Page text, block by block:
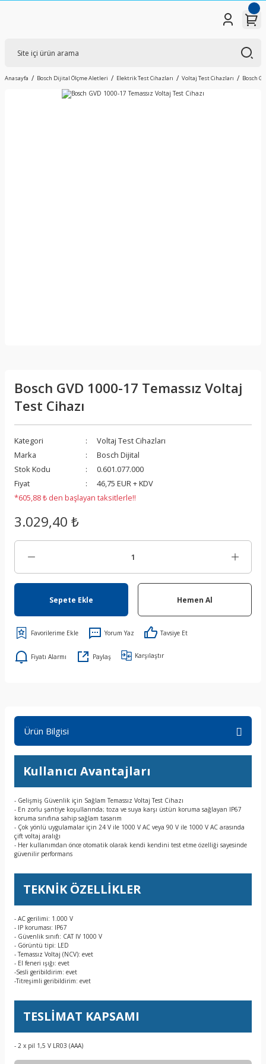
Anasayfa Bosch Dijital Ölçme Aletleri Elektrik Test Cihazları Voltaj Test Cihazları Bosch
Bosch GVD 1000-17 Temassız Voltaj
Test Cihazı
Kategori
Voltaj Test Cihazları
Marka
Bosch Dijital
Stok Kodu
0.601.077.000
Fiyat
46,75 EUR + KDV
*605,88 ₺ den başlayan taksitlerle!!
3.029,40 ₺
Sepete Ekle Hemen Al
Yorum Yaz Tavsiye Et
Fiyatı Alarmı Paylaş Karşılaştır
Ürün Bilgisi
Kullanıcı Avantajları
- Gelişmiş Güvenlik için Sağlam Temassız Voltaj Test Cihazı
- En zorlu şantiye koşullarında; toza ve suya karşı üstün koruma sağlayan IP67
koruma sınıfına sahip sağlam tasarım
- Çok yönlü uygulamalar için 24 V ile 1000 V AC veya 90 V ile 1000 V AC arasında
çift voltaj aralığı
- Her kullanımdan önce otomatik olarak kendi kendini test etme özelliği sayesinde
güvenilir performans
TEKNİK ÖZELLİKLER
- AC gerilimi: 1.000 V
- IP koruması: IP67
- Güvenlik sınıfı: CAT IV 1000 V
- Görüntü tipi: LED
- Temassız Voltaj (NCV): evet
- El feneri ışığı: evet
-Sesli geribildirim: evet
-Titreşimli geribildirim: evet
TESLİMAT KAPSAMI
- 2 x pil 1,5 V LR03 (AAA)